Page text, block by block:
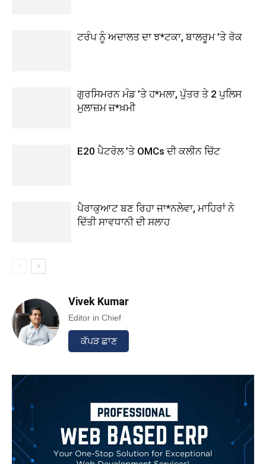
ਟਰੰਪ ਨੂੰ ਅਦਾਲਤ ਦਾ ਝ*ਟਕਾ, ਬਾਲਰੂਮ ’ਤੇ ਰੋਕ
ਗੁਰਸਿਮਰਨ ਮੰਡ ’ਤੇ ਹ*ਮਲਾ, ਪੁੱਤਰ ਤੇ 2 ਪੁਲਿਸ
ਮੁਲਾਜ਼ਮ ਜ਼*ਖ਼ਮੀ
E20 ਪੈਟਰੋਲ ’ਤੇ OMCs ਦੀ ਕਲੀਨ ਚਿੱਟ
ਪੈਰਾਕੁਆਟ ਬਣ ਰਿਹਾ ਜਾ*ਨਲੇਵਾ, ਮਾਹਿਰਾਂ ਨੇ
ਦਿੱਤੀ ਸਾਵਧਾਨੀ ਦੀ ਸਲਾਹ
Vivek Kumar
Editor in Chief
ਕੱਪੜ ਛਾਣ